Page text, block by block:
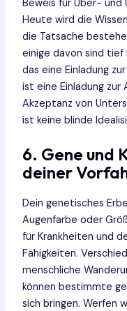
Beweis für Über-
Heute wird die
die Tatsache
einige davon sind tief
das eine Einladung
ist eine Einladung zur
Akzeptanz von
ist keine blinde
6. Gene und
deiner
Dein genetisches
Augenfarbe oder
für Krankheiten und
Fähigkeiten.
menschliche
können bestimmte
sich bringen. Werfen